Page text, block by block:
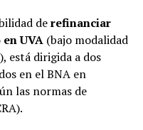
derefinanciar
UVA(bajo modalidad
está dirigida a dos
en el BNA en
las normas de